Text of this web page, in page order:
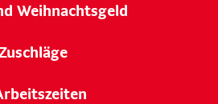
Weihnachtsgeld